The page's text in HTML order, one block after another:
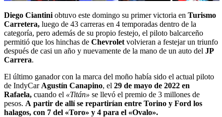
Diego Ciantini obtuvo este domingo su primer victoria en Turismo
Carretera, luego de 43 carreras en 4 temporadas dentro de la
categoría, pero además de su propio festejo, el piloto balcarceño
permitió que los hinchas de Chevrolet volvieran a festejar un triunfo
después de casi un año y nuevamente de la mano de un auto del JP
Carrera.
El último ganador con la marca del moño había sido el actual piloto
de IndyCar Agustín Canapino, el 29 de mayo de 2022 en
Rafaela, cuando el «Titán» se llevó el premio de 3 millones de
pesos. A partir de allí se repartirían entre Torino y Ford los
halagos, con 7 del «Toro» y 4 para el «Ovalo».